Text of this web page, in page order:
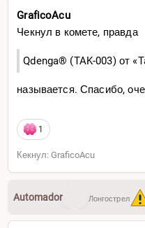
GraficoAcu
Чекнул в комете, правда
Qdenga® (TAK-003) от
называется. Спасибо,
1
Кекнул: GraficoAcu
Automador Лонгострел